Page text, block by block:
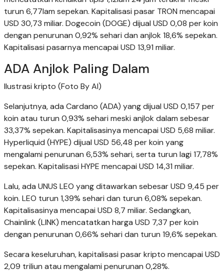
turun 6,77lam sepekan. Kapitalisasi pasar TRON mencapai
USD 30,73 miliar. Dogecoin (DOGE) dijual USD 0,08 per koin
dengan penurunan 0,92% sehari dan anjlok 18,6% sepekan.
Kapitalisasi pasarnya mencapai USD 13,91 miliar.
ADA Anjlok Paling Dalam
Ilustrasi kripto (Foto By AI)
Selanjutnya, ada Cardano (ADA) yang dijual USD 0,157 per
koin atau turun 0,93% sehari meski anjlok dalam sebesar
33,37% sepekan. Kapitalisasinya mencapai USD 5,68 miliar.
Hyperliquid (HYPE) dijual USD 56,48 per koin yang
mengalami penurunan 6,53% sehari, serta turun lagi 17,78%
sepekan. Kapitalisasi HYPE mencapai USD 14,31 miliar.
Lalu, ada UNUS LEO yang ditawarkan sebesar USD 9,45 per
koin. LEO turun 1,39% sehari dan turun 6,08% sepekan.
Kapitalisasinya mencapai USD 8,7 miliar. Sedangkan,
Chainlink (LINK) mencatatkan harga USD 7,37 per koin
dengan penurunan 0,66% sehari dan turun 19,6% sepekan.
Secara keseluruhan, kapitalisasi pasar kripto mencapai USD
2,09 triliun atau mengalami penurunan 0,28%.